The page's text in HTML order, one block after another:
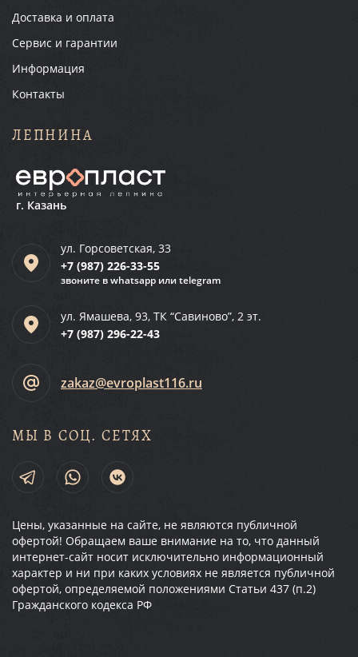
Доставка и оплата
Сервис и гарантии
Информация
Контакты
ЛЕПНИНА
г. Казань
ул. Горсоветская, 33
+7 (987) 226-33-55
звоните в whatsapp или telegram
ул. Ямашева, 93, ТК “Савиново”, 2 эт.
+7 (987) 296-22-43
zakaz@evroplast116.ru
МЫ В СОЦ. СЕТЯХ
Цены, указанные на сайте, не являются публичной
офертой! Обращаем ваше внимание на то, что данный
интернет-сайт носит исключительно информационный
характер и ни при каких условиях не является публичной
офертой, определяемой положениями Статьи 437 (п.2)
Гражданского кодекса РФ